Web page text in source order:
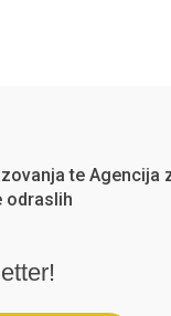
te Agencija
odraslih